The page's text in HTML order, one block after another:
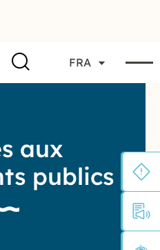
FRA
aux
publics